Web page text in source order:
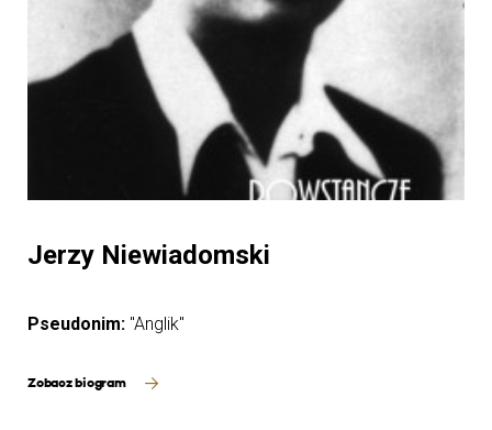
Jerzy Niewiadomski
Pseudonim: "Anglik"
Zobacz biogram